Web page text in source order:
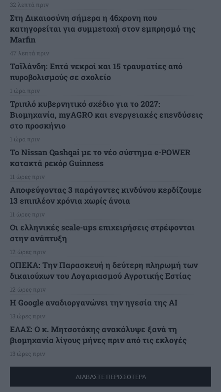
32 λεπτά πριν
Στη Δικαιοσύνη σήμερα η 46χρονη που
κατηγορείται για συμμετοχή στον εμπρησμό της
Marfin
47 λεπτά πριν
Ταϊλάνδη: Επτά νεκροί και 15 τραυματίες από
πυροβολισμούς σε σχολείο
1 ώρα πριν
Τριπλό κυβερνητικό σχέδιο για το 2027:
Βιομηχανία, myAGRO και ενεργειακές επενδύσεις
στο προσκήνιο
1 ώρα πριν
Το Nissan Qashqai με το νέο σύστημα e-POWER
κατακτά ρεκόρ Guinness
11 ώρες πριν
Αποφεύγοντας 3 παράγοντες κινδύνου κερδίζουμε
13 επιπλέον χρόνια χωρίς άνοια
11 ώρες πριν
Οι ελληνικές scale-ups επιχειρήσεις στρέφονται
στην ανάπτυξη
12 ώρες πριν
ΟΠΕΚΑ: Την Παρασκευή η δεύτερη πληρωμή των
δικαιούχων του Λογαριασμού Αγροτικής Εστίας
12 ώρες πριν
H Google αναδιοργανώνει την ηγεσία της AI
13 ώρες πριν
ΕΛΑΣ: Ο κ. Μητσοτάκης ανακάλυψε ξανά τη
βιομηχανία λίγους μήνες πριν από τις εκλογές
13 ώρες πριν
ΔΙΑΒΑΣΤΕ ΠΕΡΙΣΣΟΤΕΡΑ